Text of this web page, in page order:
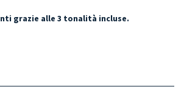
grazie alle 3 tonalità incluse.